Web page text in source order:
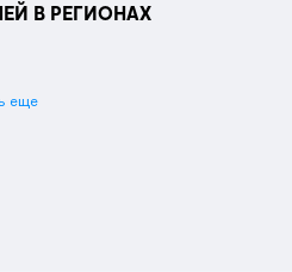
В РЕГИОНАХ
еще